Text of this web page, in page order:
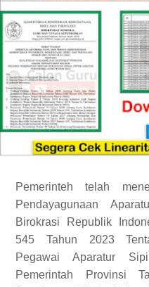
Pemerinteh telah
Pendayagunaan
Birokrasi Republik
545 Tahun 2023
Pegawai Aparatur
Pemerintah Provinsi